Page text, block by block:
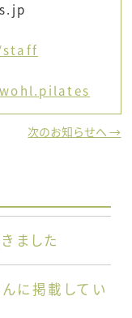
次のお知らせへ →
ました
んに掲載してい